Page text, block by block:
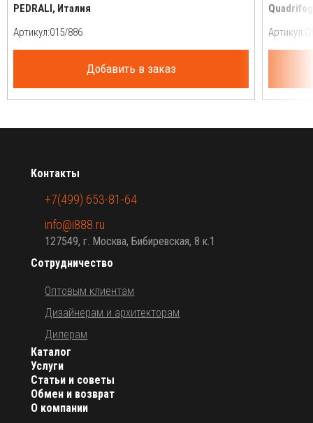
PEDRALI, Италия
Артикул:
Добавить в заказ
Артикул:
О компании
Каталог
Услуги
Статьи и советы
Обмен и возврат
Сотрудничество
Оптовым клиентам
Дизайнерам и архитекторам
Дилерам
Контакты
+7(499) 653-81-64
info@i888.ru
127549, г. Москва, Бибиревская, 8 к.1